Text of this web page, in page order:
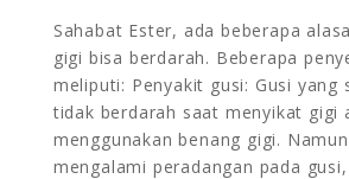
Sahabat Ester, ada beberapa
gigi bisa berdarah. Beberapa
meliputi: Penyakit gusi: Gusi yang
tidak berdarah saat menyikat gigi
menggunakan benang gigi.
mengalami peradangan pada